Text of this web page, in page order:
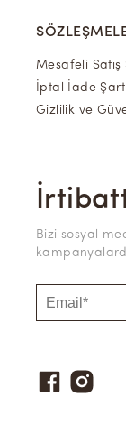
Mesafeli Satış
İptal İade
Gizlilik ve
Bizi sosyal